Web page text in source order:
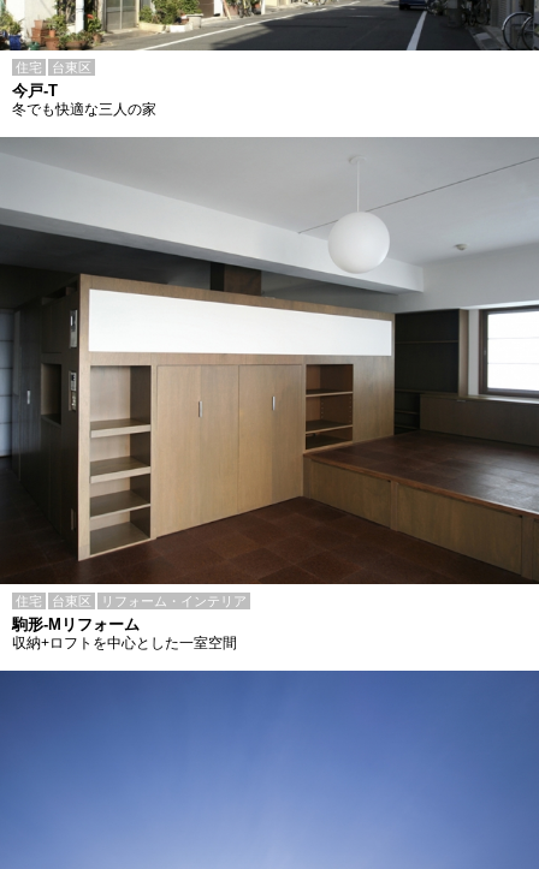
住宅 台東区
今戸-T
冬でも快適な三人の家
住宅 台東区 リフォーム・インテリア
駒形-Mリフォーム
収納+ロフトを中心とした一室空間